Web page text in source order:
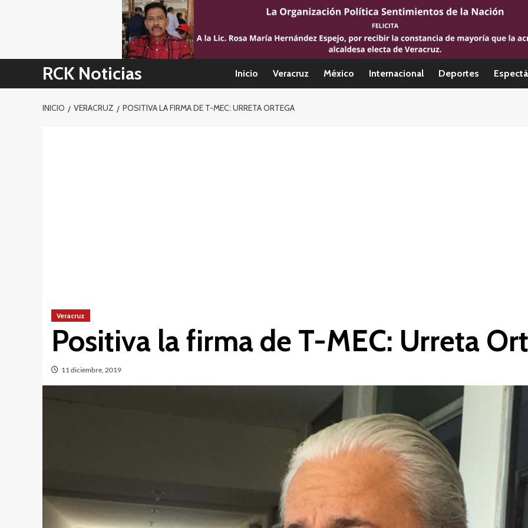
RCK Noticias Inicio Veracruz México Internacional Deportes
INICIO VERACRUZ POSITIVA LA FIRMA DE T-MEC: URRETA ORTEGA
Veracruz
Positiva la firma de T-MEC: Urreta
11 diciembre, 2019